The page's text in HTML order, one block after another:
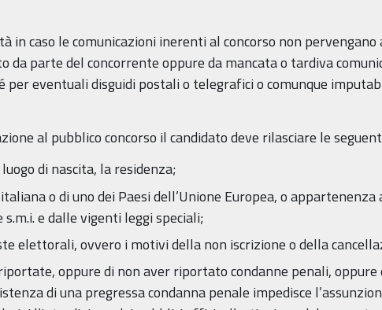
in caso le comunicazioni inerenti al concorso non
da parte del concorrente oppure da mancata o tardiva
per eventuali disguidi postali o telegrafici o comunque
al pubblico concorso il candidato deve rilasciare le
di nascita, la residenza;
o di uno dei Paesi dell’Unione Europea, o
e dalle vigenti leggi speciali;
elettorali, ovvero i motivi della non iscrizione o della
oppure di non aver riportato condanne penali,
di una pregressa condanna penale impedisce